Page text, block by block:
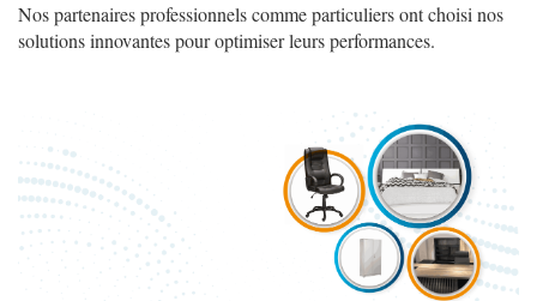
Nos partenaires professionnels comme particuliers ont choisi nos
solutions innovantes pour optimiser leurs performances.